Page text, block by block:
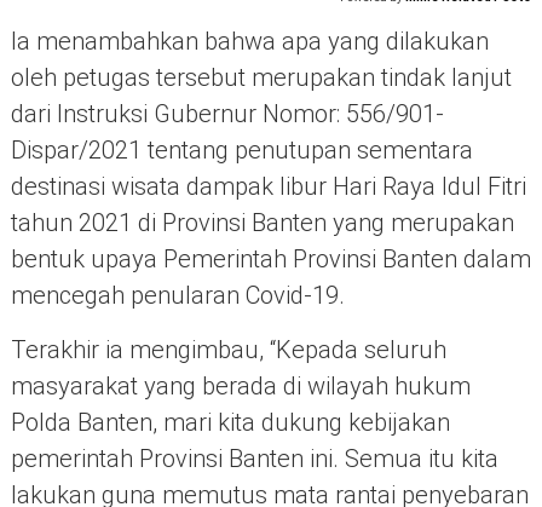
Ia menambahkan bahwa apa yang dilakukan
oleh petugas tersebut merupakan tindak lanjut
dari Instruksi Gubernur Nomor: 556/901-
Dispar/2021 tentang penutupan sementara
destinasi wisata dampak libur Hari Raya Idul Fitri
tahun 2021 di Provinsi Banten yang merupakan
bentuk upaya Pemerintah Provinsi Banten dalam
mencegah penularan Covid-19.
Terakhir ia mengimbau, “Kepada seluruh
masyarakat yang berada di wilayah hukum
Polda Banten, mari kita dukung kebijakan
pemerintah Provinsi Banten ini. Semua itu kita
lakukan guna memutus mata rantai penyebaran